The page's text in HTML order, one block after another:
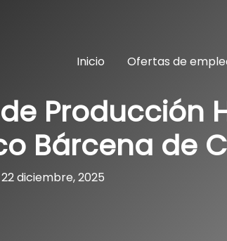
Inicio
Ofertas de
Producción
Bárcena de
22 diciembre, 2025